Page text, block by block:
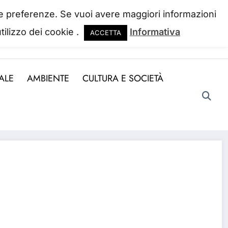
la perdiamo. Josh Billings
AMBIENTE CULTURA E SOCIETÀ
Se vuoi avere maggiori informazioni
dei cookie .
ACCETTA Informativa